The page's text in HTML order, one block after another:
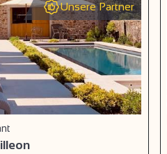
Unsere Partner